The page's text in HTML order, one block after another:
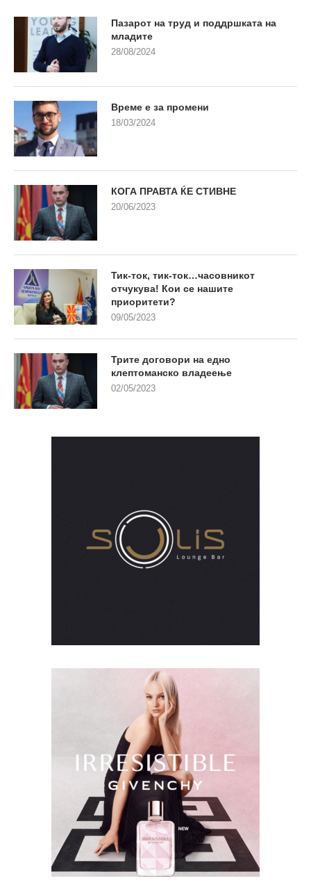
Пазарот на труд и поддршката на
младите
28/08/2024
Време е за промени
18/03/2024
КОГА ПРАВТА ЌЕ СТИВНЕ
20/06/2023
Тик-ток, тик-ток…часовникот
отчукува! Кои се нашите
приоритети?
09/05/2023
Трите договори на едно
клептоманско владеење
02/05/2023